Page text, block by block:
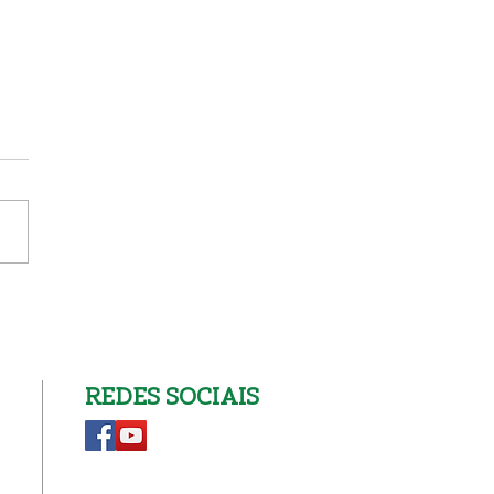
REDES SOCIAIS